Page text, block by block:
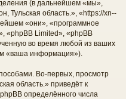
(в дальнейшем «мы»,
Тульская область.», «https://xn--
«они», «программное
«phpBB Limited», «phpBB
во время любой из ваших
«ваша информация»).
Во-первых, просмотр
область.» приведёт к
определённого числа